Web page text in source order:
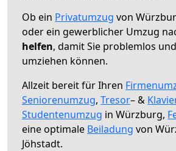
Ob ein Privatumzug von
oder ein gewerblicher Umzug
helfen, damit Sie problemlos
umziehen können.
Allzeit bereit für Ihren
Seniorenumzug, Tresor– &
Studentenumzug in Würzburg,
eine optimale Beiladung von
Jöhstadt.